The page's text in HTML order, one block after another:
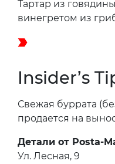
Тартар из
винегретом из
Insider’s
Свежая буррата
продается на
Детали от Posta-
Ул. Лесная, 9